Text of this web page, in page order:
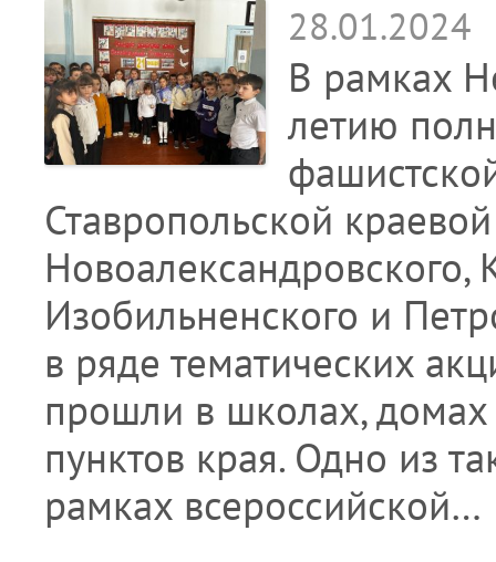
28.01.2024
В рамках
летию
Ставропольской
Новоалександровского,
Изобильненского и
в ряде тематических
прошли в школах, домах
пунктов края. Одно из
рамках всероссийской…